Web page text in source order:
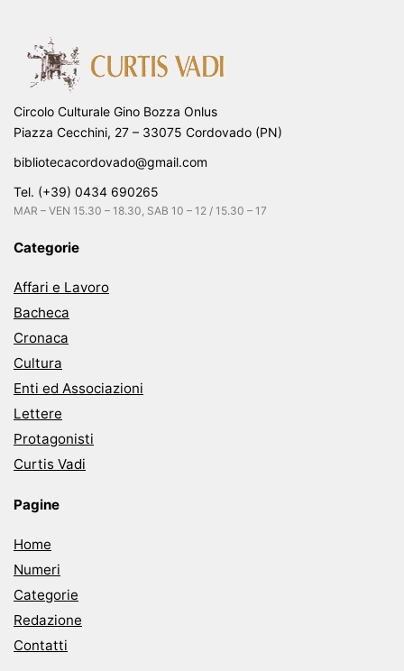
Circolo Culturale Gino Bozza Onlus
Piazza Cecchini, 27 – 33075 Cordovado (PN)
bibliotecacordovado@gmail.com
Tel. (+39) 0434 690265
MAR – VEN 15.30 – 18.30, SAB 10 – 12 / 15.30 – 17
Categorie
Affari e Lavoro
Bacheca
Cronaca
Cultura
Enti ed Associazioni
Lettere
Protagonisti
Curtis Vadi
Pagine
Home
Numeri
Categorie
Redazione
Contatti